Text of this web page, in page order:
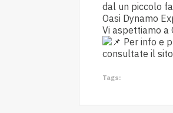
dal un piccolo
Oasi Dynamo
Vi aspettiamo a
Per info e
consultate il
Tags: